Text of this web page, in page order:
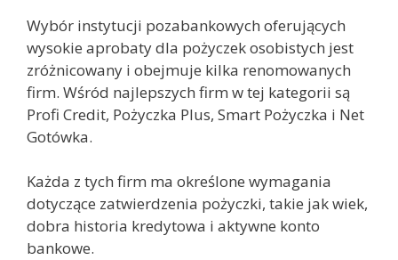
Wybór instytucji pozabankowych oferujących
wysokie aprobaty dla pożyczek osobistych jest
zróżnicowany i obejmuje kilka renomowanych
firm. Wśród najlepszych firm w tej kategorii są
Profi Credit, Pożyczka Plus, Smart Pożyczka i Net
Gotówka.
Każda z tych firm ma określone wymagania
dotyczące zatwierdzenia pożyczki, takie jak wiek,
dobra historia kredytowa i aktywne konto
bankowe.